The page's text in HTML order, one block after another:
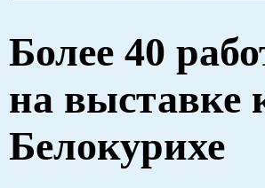
Более 40
на выставке
Белокурихе